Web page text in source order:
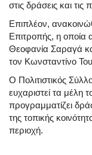
στις δράσεις και
Επιπλέον,
Επιτροπής, η οποία
Θεοφανία Σαραγά
τον Κωνσταντίνο
Ο Πολιτιστικός
ευχαριστεί τα μέλη
προγραμματίζει
της τοπικής
περιοχή.